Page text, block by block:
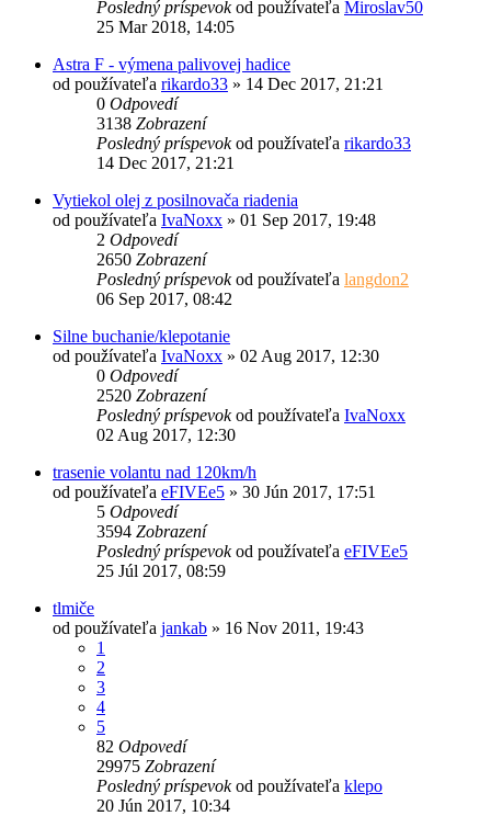
Posledný príspevokod používateľa Miroslav50
25 Mar 2018, 14:05
Astra F - výmena palivovej hadice
od používateľa rikardo33 » 14 Dec 2017, 21:21
0 Odpovedí
3138 Zobrazení
Posledný príspevokod používateľa rikardo33
14 Dec 2017, 21:21
Vytiekol olej z posilnovača riadenia
od používateľa IvaNoxx » 01 Sep 2017, 19:48
2 Odpovedí
2650 Zobrazení
Posledný príspevokod používateľa langdon2
06 Sep 2017, 08:42
Silne buchanie/klepotanie
od používateľa IvaNoxx » 02 Aug 2017, 12:30
0 Odpovedí
2520 Zobrazení
Posledný príspevokod používateľa IvaNoxx
02 Aug 2017, 12:30
trasenie volantu nad 120km/h
od používateľa eFIVEe5 » 30 Jún 2017, 17:51
5 Odpovedí
3594 Zobrazení
Posledný príspevokod používateľa eFIVEe5
25 Júl 2017, 08:59
tlmiče
od používateľa jankab » 16 Nov 2011, 19:43
1
2
3
4
5
82 Odpovedí
29975 Zobrazení
Posledný príspevokod používateľa klepo
20 Jún 2017, 10:34